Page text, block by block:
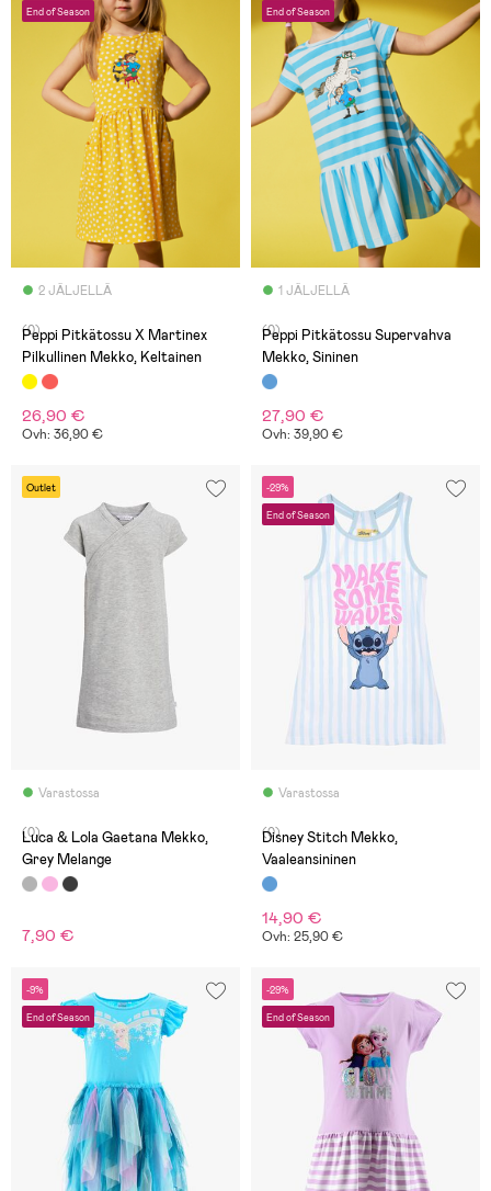
End of Season
2 JÄLJELLÄ
(0)
Peppi Pitkätossu X Martinex
Pilkullinen Mekko, Keltainen
26,90 €
Ovh: 36,90 €
End of Season
1 JÄLJELLÄ
(0)
Peppi Pitkätossu Supervahva
Mekko, Sininen
27,90 €
Ovh: 39,90 €
Outlet
Varastossa
(0)
Luca & Lola Gaetana Mekko,
Grey Melange
7,90 €
-29%
End of Season
Varastossa
(0)
Disney Stitch Mekko,
Vaaleansininen
14,90 €
Ovh: 25,90 €
-9%
End of Season
-29%
End of Season